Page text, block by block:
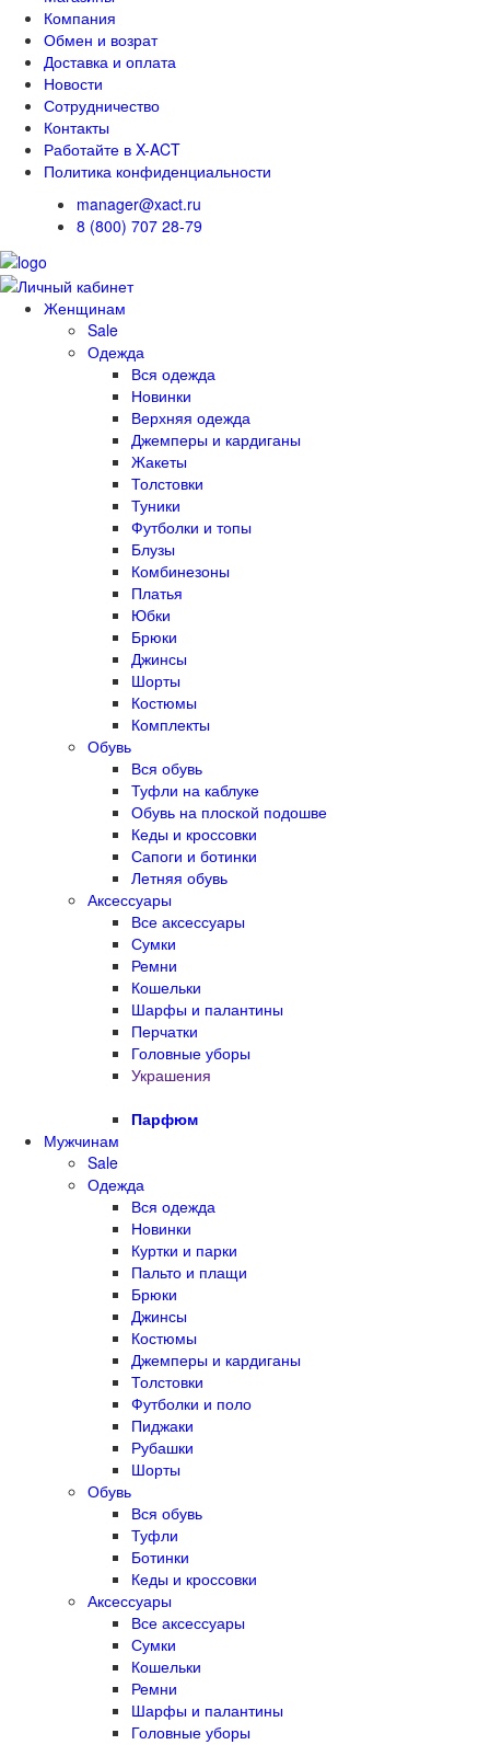
Компания
Обмен и возрат
Доставка и оплата
Новости
Сотрудничество
Контакты
Работайте в X-ACT
Политика конфиденциальности
manager@xact.ru
8 (800) 707 28-79
Женщинам
Sale
Одежда
Вся одежда
Новинки
Верхняя одежда
Джемперы и кардиганы
Жакеты
Толстовки
Туники
Футболки и топы
Блузы
Комбинезоны
Платья
Юбки
Брюки
Джинсы
Шорты
Костюмы
Комплекты
Обувь
Вся обувь
Туфли на каблуке
Обувь на плоской подошве
Кеды и кроссовки
Сапоги и ботинки
Летняя обувь
Аксессуары
Все аксессуары
Сумки
Ремни
Кошельки
Шарфы и палантины
Перчатки
Головные уборы
Украшения
Парфюм
Мужчинам
Sale
Одежда
Вся одежда
Новинки
Куртки и парки
Пальто и плащи
Брюки
Джинсы
Костюмы
Джемперы и кардиганы
Толстовки
Футболки и поло
Пиджаки
Рубашки
Шорты
Обувь
Вся обувь
Туфли
Ботинки
Кеды и кроссовки
Аксессуары
Все аксессуары
Сумки
Кошельки
Ремни
Шарфы и палантины
Головные уборы